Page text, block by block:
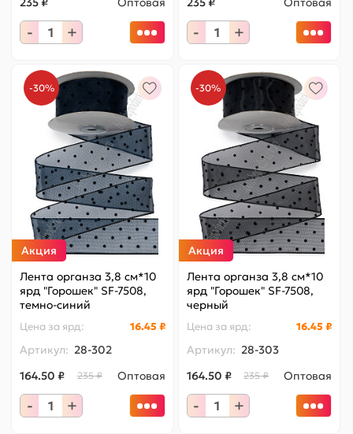
- + - +
-30%
Акция
Лента органза 3,8 см*10
ярд "Горошек" SF-7508,
темно-синий
Цена за ярд: 16.45 ₽
Артикул: 28-302
164.50 ₽
235 ₽ Оптовая
- +
-30%
Акция
Лента органза 3,8 см*10
ярд "Горошек" SF-7508,
черный
Цена за ярд: 16.45 ₽
Артикул: 28-303
164.50 ₽
235 ₽ Оптовая
- +